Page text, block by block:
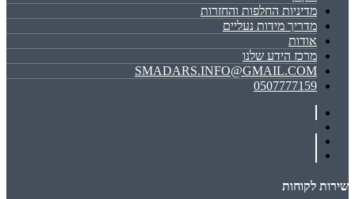
מדיניות החלפות והחזרות
מדריך מידות נעליים
אודות
מרכז הידע שלנו
SMADARS.INFO@GMAIL.COM
0507777159
שירות לקוחות